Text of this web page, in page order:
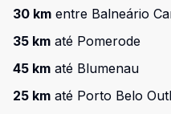
30 km entre Balneário
35 km até Pomerode
45 km até Blumenau
25 km até Porto Belo